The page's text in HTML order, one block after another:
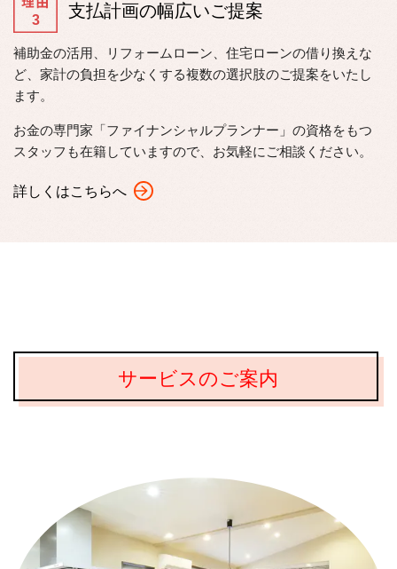
支払計画の幅広いご提案
補助金の活用、リフォームローン、住宅ローンの借り換えな
ど、家計の負担を少なくする複数の選択肢のご提案をいたし
ます。
お金の専門家「ファイナンシャルプランナー」の資格をもつ
スタッフも在籍していますので、お気軽にご相談ください。
詳しくはこちらへ
サービスのご案内